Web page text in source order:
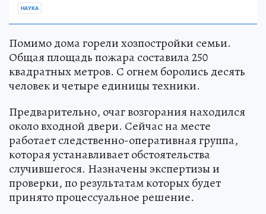
НАУКА
Помимо дома горели хозпостройки семьи.
Общая площадь пожара составила 250
квадратных метров. С огнем боролись десять
человек и четыре единицы техники.
Предварительно, очаг возгорания находился
около входной двери. Сейчас на месте
работает следственно-оперативная группа,
которая устанавливает обстоятельства
случившегося. Назначены экспертизы и
проверки, по результатам которых будет
принято процессуальное решение.